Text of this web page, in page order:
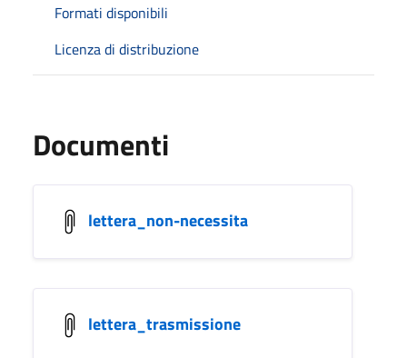
Formati disponibili
Licenza di distribuzione
Documenti
lettera_non-necessita
lettera_trasmissione